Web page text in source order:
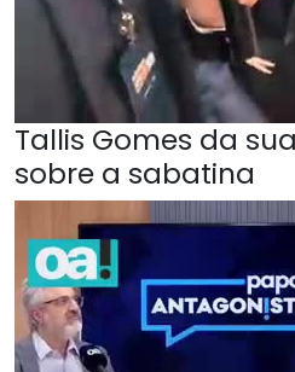
Tallis Gomes da
sobre a sabatina